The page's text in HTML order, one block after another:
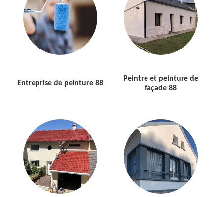
Entreprise de peinture 88
Peintre et peinture de
façade 88